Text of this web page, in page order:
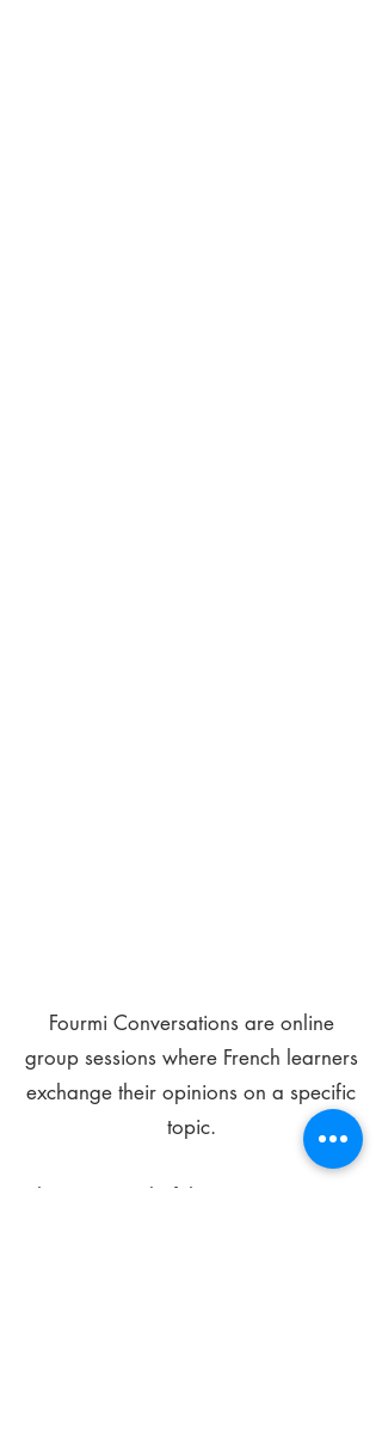
Fourmi Conversations are online
group sessions where French learners
exchange their opinions on a specific
topic.
The main goal of these meetings is to